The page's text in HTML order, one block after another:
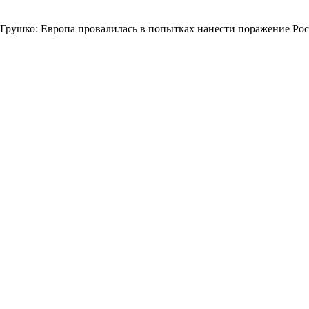
Грушко: Европа провалилась в попытках нанести поражение